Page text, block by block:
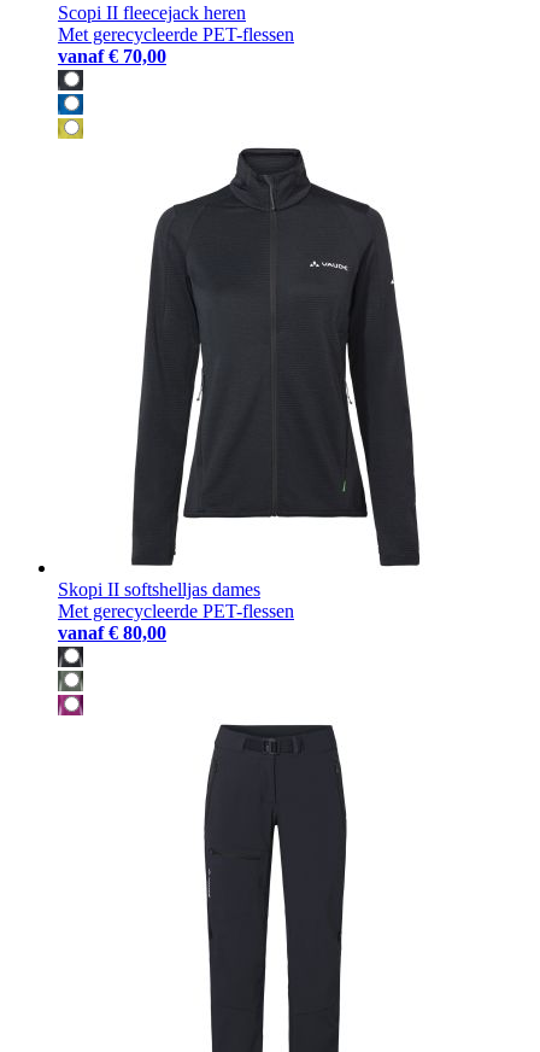
Scopi II fleecejack heren
Met gerecycleerde PET-flessen
vanaf € 70,00
Skopi II softshelljas dames
Met gerecycleerde PET-flessen
vanaf € 80,00